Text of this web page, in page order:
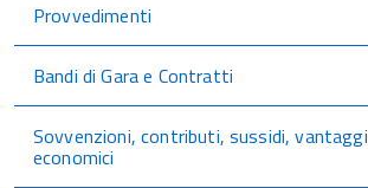
Provvedimenti
Bandi di Gara e Contratti
Sovvenzioni, contributi, sussidi, vantaggi
economici